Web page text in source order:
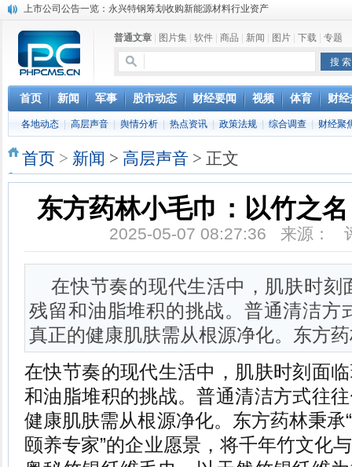
上市公司公告一览：永兴特钢筹划收购新能源材料行业资产
马云携罗汉堂亮相达沃斯：人类正处数据时代的最早期
女子听信“嚼口香糖燃脂” 瘦身不成反“胖了脸”
“数字货币”引通胀？没有纸币过量发行可怕
普通文章 图片集 软件 商品 新闻 图片 下载 专题
首页 新闻 军事 股市动态 财经要闻 视频 体育 财
各地动态 高层声音 舆情分析 热点资讯 政策法规 综合调查 财经聚
首页 > 新闻 > 高层声音 > 正文
东方药林小毛巾：以竹之
2025-05-07 08:27:36 来源：
在快节奏的现代生活中，肌肤时刻
残留和油脂堆积的挑战。普通清洁方
真正的健康肌肤需从根源净化。东方药
在快节奏的现代生活中，肌肤时刻面
和油脂堆积的挑战。普通清洁方式往
健康肌肤需从根源净化。东方药林秉承
颐养专家”的企业愿景，将千年竹文化